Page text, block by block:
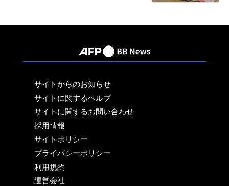
サイトからのお知らせ
サイトに関するヘルプ
サイトに関するお問い合わせ
採用情報
サイトポリシー
プライバシーポリシー
利用規約
運営会社